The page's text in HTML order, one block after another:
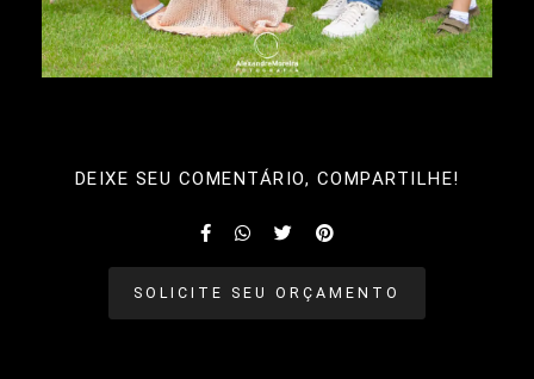
DEIXE SEU COMENTÁRIO, COMPARTILHE!
SOLICITE SEU ORÇAMENTO